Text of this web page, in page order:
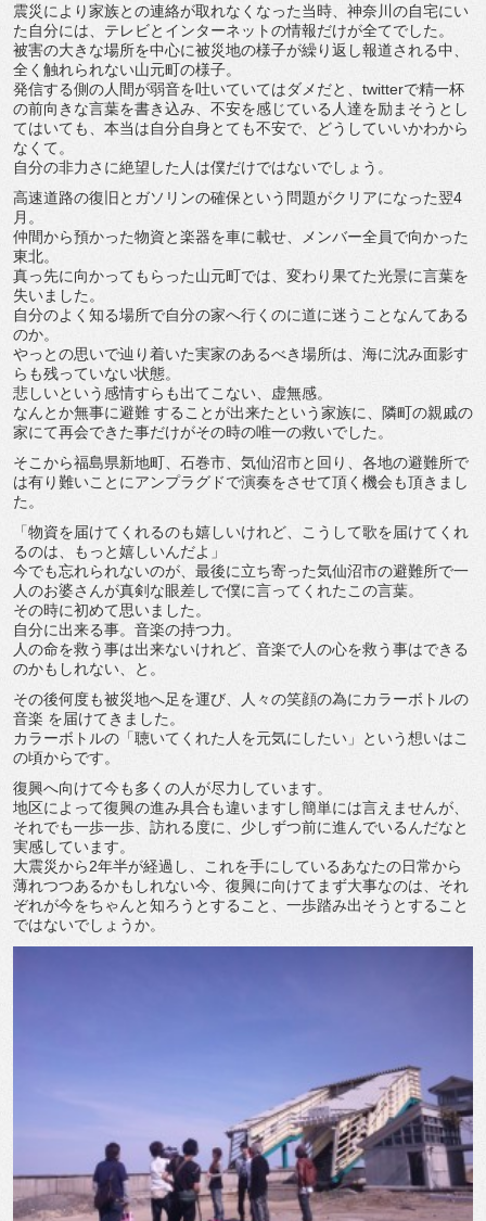
震災により家族との連絡が取れなくなった当時、神奈川の自宅にい
た自分には、テレビとインターネットの情報だけが全てでした。
被害の大きな場所を中心に被災地の様子が繰り返し報道される中、
全く触れられない山元町の様子。
発信する側の人間が弱音を吐いていてはダメだと、twitterで精一杯
の前向きな言葉を書き込み、不安を感じている人達を励まそうとし
てはいても、本当は自分自身とても不安で、どうしていいかわから
なくて。
自分の非力さに絶望した人は僕だけではないでしょう。
高速道路の復旧とガソリンの確保という問題がクリアになった翌4
月。
仲間から預かった物資と楽器を車に載せ、メンバー全員で向かった
東北。
真っ先に向かってもらった山元町では、変わり果てた光景に言葉を
失いました。
自分のよく知る場所で自分の家へ行くのに道に迷うことなんてある
のか。
やっとの思いで辿り着いた実家のあるべき場所は、海に沈み面影す
らも残っていない状態。
悲しいという感情すらも出てこない、虚無感。
なんとか無事に避難 することが出来たという家族に、隣町の親戚の
家にて再会できた事だけがその時の唯一の救いでした。
そこから福島県新地町、石巻市、気仙沼市と回り、各地の避難所で
は有り難いことにアンプラグドで演奏をさせて頂く機会も頂きまし
た。
「物資を届けてくれるのも嬉しいけれど、こうして歌を届けてくれ
るのは、もっと嬉しいんだよ」
今でも忘れられないのが、最後に立ち寄った気仙沼市の避難所で一
人のお婆さんが真剣な眼差しで僕に言ってくれたこの言葉。
その時に初めて思いました。
自分に出来る事。音楽の持つ力。
人の命を救う事は出来ないけれど、音楽で人の心を救う事はできる
のかもしれない、と。
その後何度も被災地へ足を運び、人々の笑顔の為にカラーボトルの
音楽 を届けてきました。
カラーボトルの「聴いてくれた人を元気にしたい」という想いはこ
の頃からです。
復興へ向けて今も多くの人が尽力しています。
地区によって復興の進み具合も違いますし簡単には言えませんが、
それでも一歩一歩、訪れる度に、少しずつ前に進んでいるんだなと
実感しています。
大震災から2年半が経過し、これを手にしているあなたの日常から
薄れつつあるかもしれない今、復興に向けてまず大事なのは、それ
ぞれが今をちゃんと知ろうとすること、一歩踏み出そうとすること
ではないでしょうか。